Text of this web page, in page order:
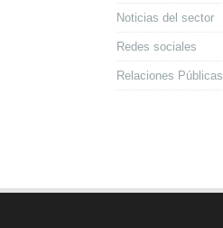
Noticias del sector
Redes sociales
Relaciones Públicas